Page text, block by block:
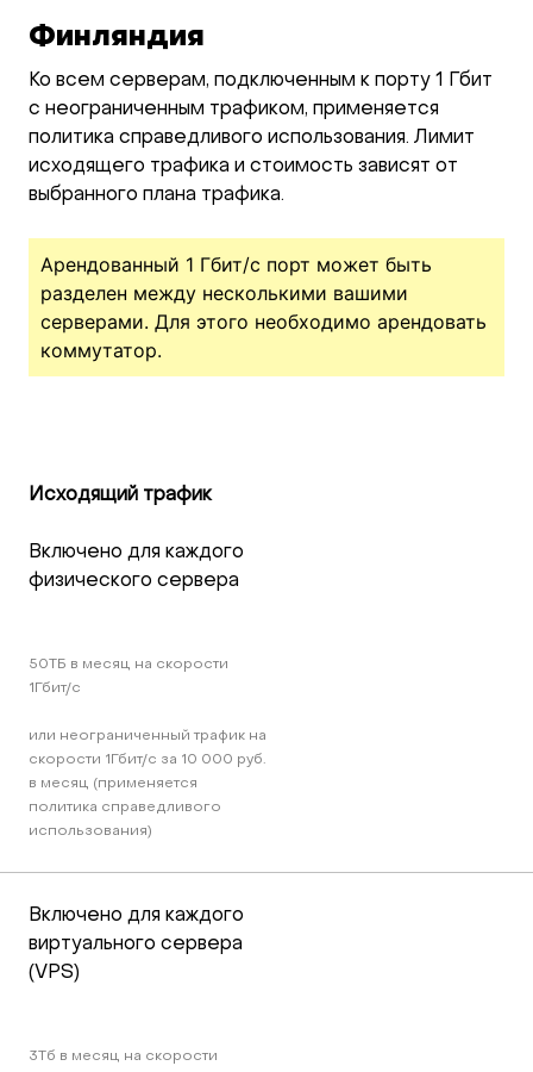
Финляндия
Ко всем серверам, подключенным к порту 1 Гбит
с неограниченным трафиком, применяется
политика справедливого использования. Лимит
исходящего трафика и стоимость зависят от
выбранного плана трафика.
Арендованный 1 Гбит/c порт может быть
разделен между несколькими вашими
серверами. Для этого необходимо арендовать
коммутатор.
Исходящий трафик
Включено для каждого
физического сервера
50TБ в месяц на скорости
1Гбит/c
или неограниченный трафик на
скорости 1Гбит/c за 10 000 руб.
в месяц (применяется
политика справедливого
использования)
Включено для каждого
виртуального сервера
(VPS)
3Тб в месяц на скорости